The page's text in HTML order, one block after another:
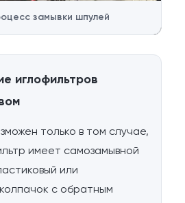
замывки шпулей
иглофильтров
только в том случае,
имеет самозамывной
или
с обратным